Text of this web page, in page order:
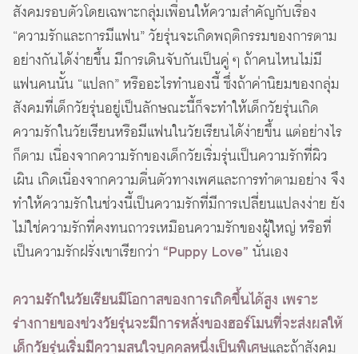
สังคมรอบตัวโดยเฉพาะกลุ่มเพื่อนให้ความสำคัญกับเรื่อง
“ความรักและการมีแฟน” วัยรุ่นจะเกิดพฤติกรรมของการตาม
อย่างกันได้ง่ายขึ้น มีการเดินจับกันเป็นคู่ ๆ ถ้าคนไหนไม่มี
แฟนคนนั้น “แปลก” หรืออะไรทำนองนี้ ซึ่งถ้าค่านิยมของกลุ่ม
สังคมที่เด็กวัยรุ่นอยู่เป็นลักษณะนี้ก็จะทำให้เด็กวัยรุ่นเกิด
ความรักในวัยเรียนหรือมีแฟนในวัยเรียนได้ง่ายขึ้น แต่อย่างไร
ก็ตาม เนื่องจากความรักของเด็กวัยเริ่มรุ่นเป็นความรักที่ผิว
เผิน เกิดเนื่องจากความตื่นตัวทางเพศและการทำตามอย่าง จึง
ทำให้ความรักในช่วงนี้เป็นความรักที่มีการเปลี่ยนแปลงง่าย ยัง
ไม่ใช่ความรักที่คงทนถาวรเหมือนความรักของผู้ใหญ่ หรือที่
เป็นความรักฝรั่งเขาเรียกว่า “Puppy Love” นั่นเอง
ความรักในวัยเรียนมีโอกาสของการเกิดขึ้นได้สูง เพราะ
ร่างกายของช่วงวัยรุ่นจะมีการหลั่งของฮอร์โมนที่จะส่งผลให้
เด็กวัยรุ่นเริ่มมีความสนใจบุคคลหนึ่งเป็นพิเศษและถ้าสังคม